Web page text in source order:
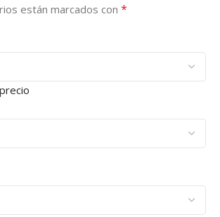
están marcados con *